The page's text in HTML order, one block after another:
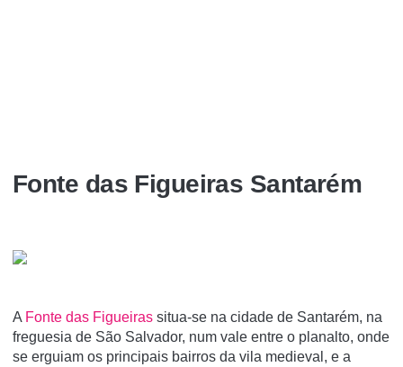
Fonte das Figueiras Santarém
A Fonte das Figueiras situa-se na cidade de Santarém, na
freguesia de São Salvador, num vale entre o planalto, onde
se erguiam os principais bairros da vila medieval, e a